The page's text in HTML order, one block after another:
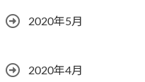
2020年5月
2020年4月